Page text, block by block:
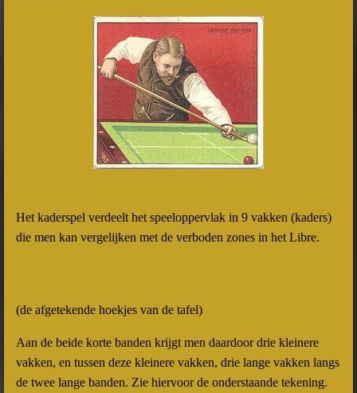
Het kaderspel verdeelt het speeloppervlak in 9 vakken (kaders)
die men kan vergelijken met de verboden zones in het Libre.
(de afgetekende hoekjes van de tafel)
Aan de beide korte banden krijgt men daardoor drie kleinere
vakken, en tussen deze kleinere vakken, drie lange vakken langs
de twee lange banden. Zie hiervoor de onderstaande tekening.